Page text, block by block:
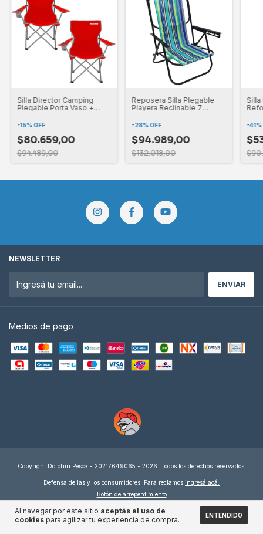
Al navegar por este sitio aceptás el uso de
cookies para agilizar tu experiencia de compra. ENTENDIDO
Silla Director Camping
Plegable Porta Vaso +
-15%OFF
$80.659,00
$94.489,00
Reposera Silla Plegable
Playera Reclinable 7
-28%OFF
$94.989,00
$132.018,00
-41%
NEWSLETTER
Medios de pago
Copyright Dolphin Pesca - 20217649065 - 2026. Todos los derechos reservados.
Defensa de las y los consumidores. Para reclamos ingresá acá.
Botón de arrepentimiento